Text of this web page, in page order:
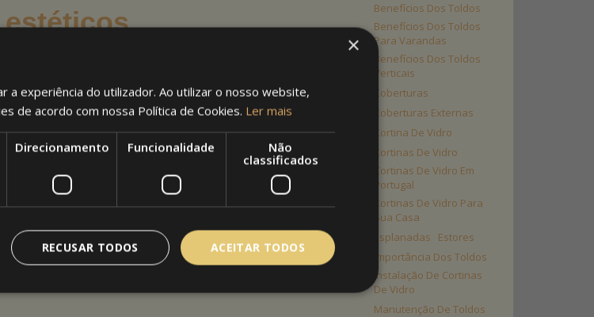
vistas deslumbrantes do entorno, integrando
de continuidade, especialmente em ambientes
ou vistas urbanas impressionantes. Além disso, a
janelas panorâmicas contribui para a criação de espaços
natural aprimorada
Benefícios Dos Toldos
Benefícios Dos Toldos
Para Varandas
Benefícios Dos Toldos
Verticais
Coberturas
Coberturas Externas
Cortina De Vidro
Cortinas De Vidro
Cortinas De Vidro Em
Portugal
Cortinas De Vidro Para
Sua Casa
Esplanadas
Estores
Importância Dos Toldos
Instalação De Cortinas
De Vidro
Manutenção De Toldos
×
a experiência do utilizador. Ao utilizar o nosso website,
de acordo com nossa Política de Cookies. Ler mais
Direcionamento Funcionalidade
Não
classificados
ACEITAR TODOS
RECUSAR TODOS